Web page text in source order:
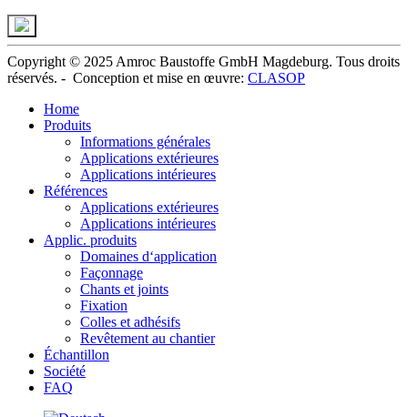
Copyright © 2025 Amroc Baustoffe GmbH Magdeburg. Tous droits
réservés. - Conception et mise en œuvre: CLASOP
Home
Produits
Informations générales
Applications extérieures
Applications intérieures
Références
Applications extérieures
Applications intérieures
Applic. produits
Domaines d‘application
Façonnage
Chants et joints
Fixation
Colles et adhésifs
Revêtement au chantier
Échantillon
Société
FAQ